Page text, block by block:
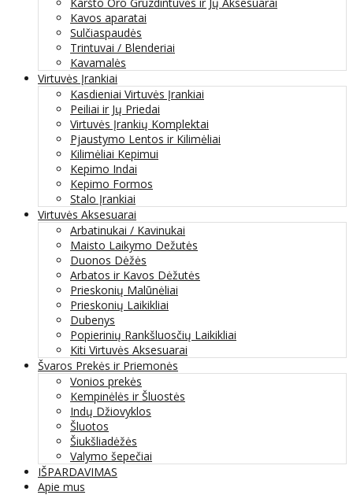
Kavos aparatai
Sulčiaspaudės
Trintuvai / Blenderiai
Kavamalės
Virtuvės Įrankiai
Kasdieniai Virtuvės Įrankiai
Peiliai ir Jų Priedai
Virtuvės Įrankių Komplektai
Pjaustymo Lentos ir Kilimėliai
Kilimėliai Kepimui
Kepimo Indai
Kepimo Formos
Stalo Įrankiai
Virtuvės Aksesuarai
Arbatinukai / Kavinukai
Maisto Laikymo Dežutės
Duonos Dėžės
Arbatos ir Kavos Dėžutės
Prieskonių Malūnėliai
Prieskonių Laikikliai
Dubenys
Popierinių Rankšluosčių Laikikliai
Kiti Virtuvės Aksesuarai
Švaros Prekės ir Priemonės
Vonios prekės
Kempinėlės ir Šluostės
Indų Džiovyklos
Šluotos
Šiukšliadėžės
Valymo šepečiai
IŠPARDAVIMAS
Apie mus